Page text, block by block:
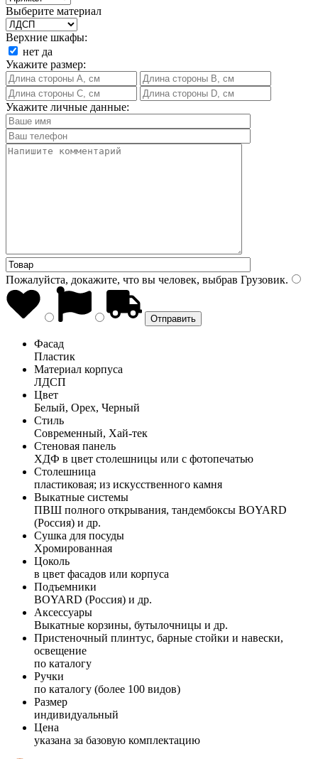
Выберите материал
Верхние шкафы:
нет да
Укажите размер:
Укажите личные данные:
Пожалуйста, докажите, что вы человек, выбрав Грузовик.
Фасад
Пластик
Материал корпуса
ЛДСП
Цвет
Белый, Орех, Черный
Стиль
Современный, Хай-тек
Стеновая панель
ХДФ в цвет столешницы или с фотопечатью
Столешница
пластиковая; из искусственного камня
Выкатные системы
ПВШ полного открывания, тандембоксы BOYARD
(Россия) и др.
Сушка для посуды
Хромированная
Цоколь
в цвет фасадов или корпуса
Подъемники
BOYARD (Россия) и др.
Аксессуары
Выкатные корзины, бутылочницы и др.
Пристеночный плинтус, барные стойки и навески,
освещение
по каталогу
Ручки
по каталогу (более 100 видов)
Размер
индивидуальный
Цена
указана за базовую комплектацию